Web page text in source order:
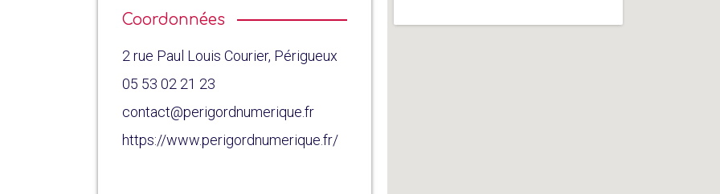
Coordonnées
2 rue Paul Louis Courier, Périgueux
05 53 02 21 23
contact@perigordnumerique.fr
https://www.perigordnumerique.fr/